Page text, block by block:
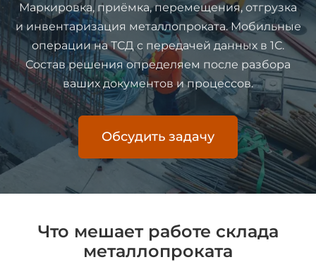
Маркировка, приёмка, перемещения, отгрузка
и инвентаризация металлопроката. Мобильные
операции на ТСД с передачей данных в 1С.
Состав решения определяем после разбора
ваших документов и процессов.
Обсудить задачу
Что мешает работе склада
металлопроката